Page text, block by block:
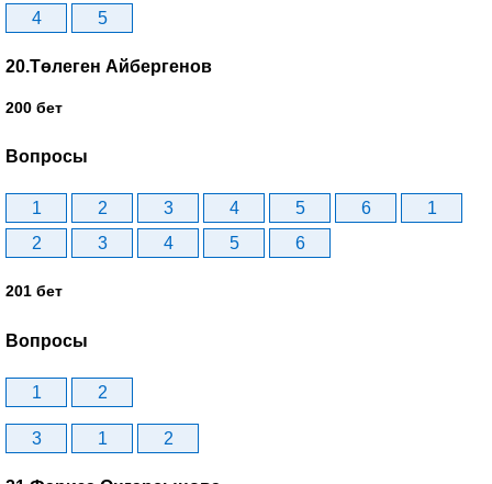
4
5
20.Төлеген Айбергенов
200 бет
Вопросы
1 2 3 4 5 6
1
2
3 4 5 6
201 бет
Вопросы
1 2
3 1 2